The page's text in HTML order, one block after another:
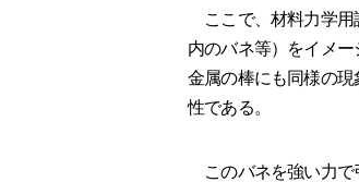
ここで、材料力学用
内のバネ等）をイメー
金属の棒にも同様の
性である。
このバネを強い力で